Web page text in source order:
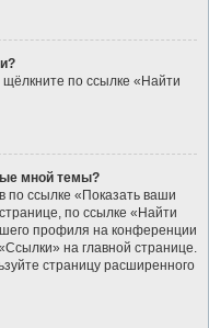
по ссылке «Найти
мной темы?
по ссылке «Показать ваши
по ссылке «Найти
профиля на конференции
на главной странице.
страницу расширенного